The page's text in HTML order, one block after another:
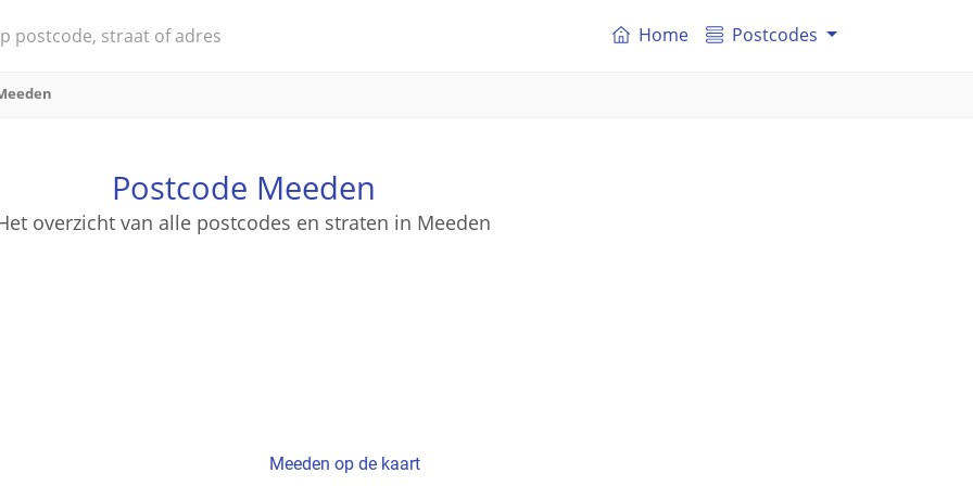
Home Postcodes
Postcode Meeden
overzicht van alle postcodes en straten in Meeden
Meeden op de kaart